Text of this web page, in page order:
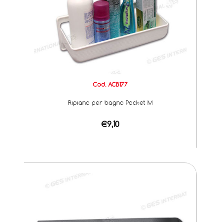
Cod. ACB177
Ripiano per bagno Pocket M
€9,10